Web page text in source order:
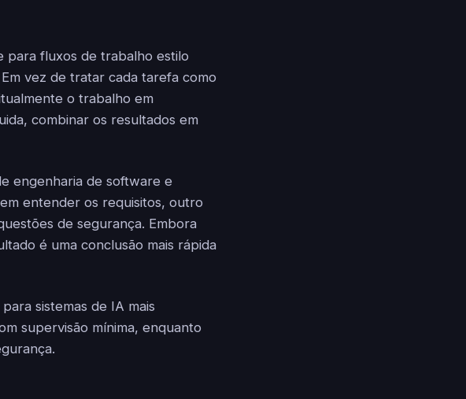
para fluxos de trabalho estilo
vez de tratar cada tarefa como
o trabalho em
combinar os resultados em
engenharia de software e
entender os requisitos, outro
de segurança. Embora
é uma conclusão mais rápida
sistemas de IA mais
supervisão mínima, enquanto